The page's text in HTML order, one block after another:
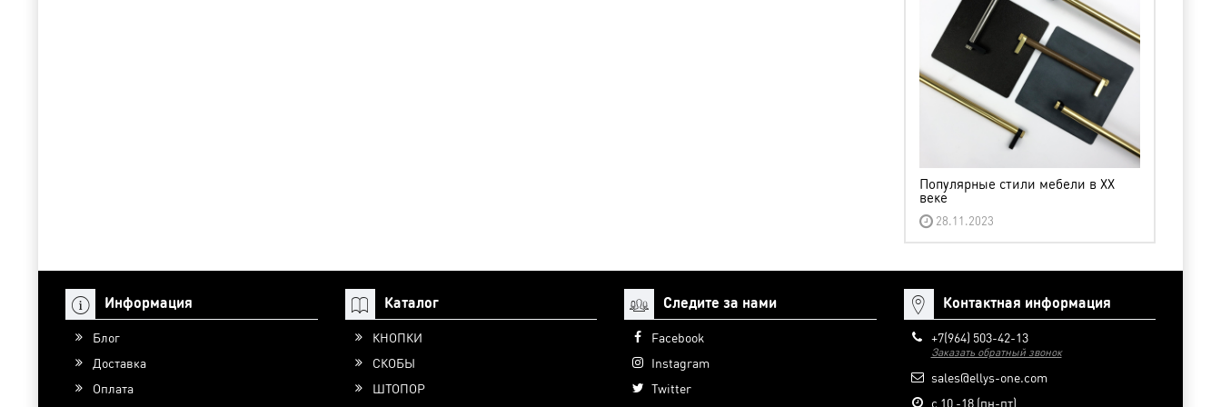
Популярные стили мебели в XX
веке
28.11.2023
Информация
Блог
Доставка
Оплата
Каталог
КНОПКИ
СКОБЫ
ШТОПОР
Следите за нами
Facebook
Instagram
Twitter
Контактная информация
+7(964) 503-42-13
Заказать обратный звонок
sales@ellys-one.com
с 10 -18 (пн-пт)